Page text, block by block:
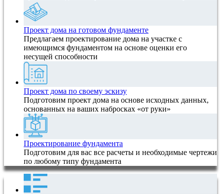
Проект дома на готовом фундаменте
Предлагаем проектирование дома на участке с
имеющимся фундаментом на основе оценки его
несущей способности
Проект дома по своему эскизу
Подготовим проект дома на основе исходных данных,
основанных на ваших набросках «от руки»
Проектирование фундамента
Подготовим для вас все расчеты и необходимые чертежи
по любому типу фундамента